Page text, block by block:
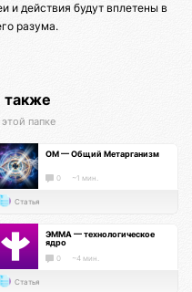
и действия будут вплетены в
разума.
также
папке
ОМ — Общий Метарганизм
0 ~1 мин.
Статья
ЭММА — технологическое
ядро
0 ~4 мин.
Статья